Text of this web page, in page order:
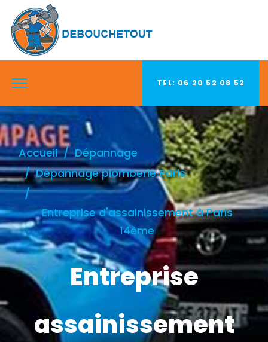
TEL: 06 20 52 08 52
Entreprise
assainissement
Accueil
Dépannage
Dépannage plomberie Paris
Entreprise d'assainissement à Paris
14ème